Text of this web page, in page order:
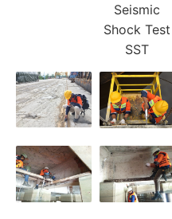
Seismic
Shock Test
SST